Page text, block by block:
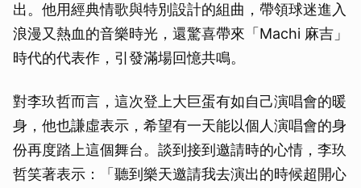
出。他用經典情歌與特別設計的組曲，帶領球迷進入
浪漫又熱血的音樂時光，還驚喜帶來「Machi 麻吉」
時代的代表作，引發滿場回憶共鳴。
對李玖哲而言，這次登上大巨蛋有如自己演唱會的暖
身，他也謙虛表示，希望有一天能以個人演唱會的身
份再度踏上這個舞台。談到接到邀請時的心情，李玖
哲笑著表示：「聽到樂天邀請我去演出的時候超開心